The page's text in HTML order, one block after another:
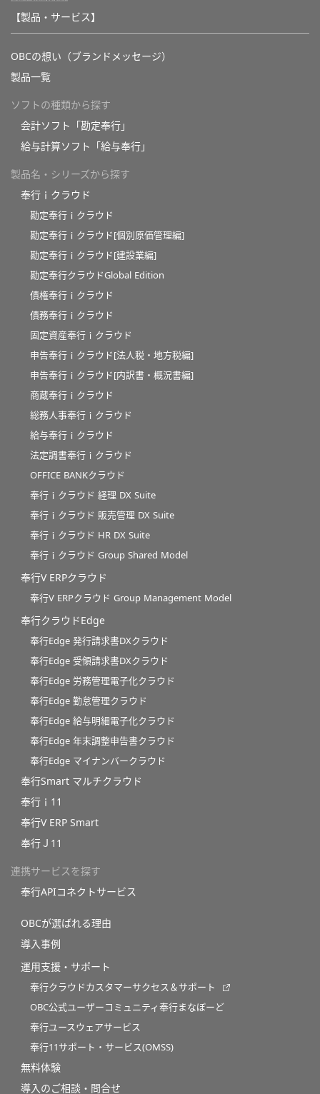
【製品・サービス】
OBCの想い（ブランドメッセージ）
製品一覧
ソフトの種類から探す
会計ソフト「勘定奉行」
給与計算ソフト「給与奉行」
製品名・シリーズから探す
奉行ｉクラウド
勘定奉行ｉクラウド
勘定奉行ｉクラウド[個別原価管理編]
勘定奉行ｉクラウド[建設業編]
勘定奉行クラウドGlobal Edition
債権奉行ｉクラウド
債務奉行ｉクラウド
固定資産奉行ｉクラウド
申告奉行ｉクラウド[法人税・地方税編]
申告奉行ｉクラウド[内訳書・概況書編]
商蔵奉行ｉクラウド
総務人事奉行ｉクラウド
給与奉行ｉクラウド
法定調書奉行ｉクラウド
OFFICE BANKクラウド
奉行ｉクラウド 経理 DX Suite
奉行ｉクラウド 販売管理 DX Suite
奉行ｉクラウド HR DX Suite
奉行ｉクラウド Group Shared Model
奉行V ERPクラウド
奉行V ERPクラウド Group Management Model
奉行クラウドEdge
奉行Edge 発行請求書DXクラウド
奉行Edge 受領請求書DXクラウド
奉行Edge 労務管理電子化クラウド
奉行Edge 勤怠管理クラウド
奉行Edge 給与明細電子化クラウド
奉行Edge 年末調整申告書クラウド
奉行Edge マイナンバークラウド
奉行Smart マルチクラウド
奉行ｉ11
奉行V ERP Smart
奉行Ｊ11
連携サービスを探す
奉行APIコネクトサービス
OBCが選ばれる理由
導入事例
運用支援・サポート
奉行クラウドカスタマーサクセス＆サポート
OBC公式ユーザーコミュニティ奉行まなぼーど
奉行ユースウェアサービス
奉行11サポート・サービス(OMSS)
無料体験
導入のご相談・問合せ